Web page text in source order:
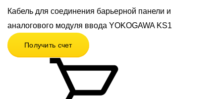
Кабель для соединения барьерной панели и
аналогового модуля ввода YOKOGAWA KS1
Получить счет